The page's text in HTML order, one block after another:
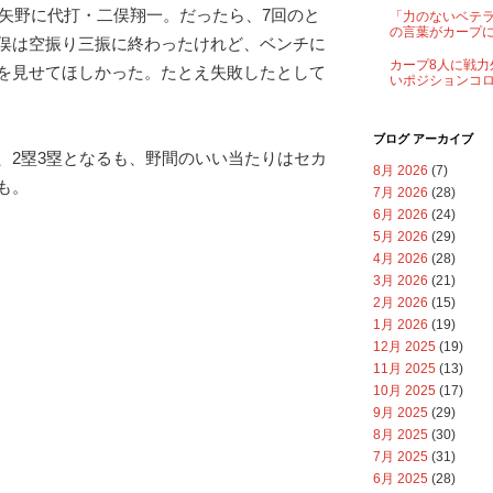
野に代打・二俣翔一。だったら、7回のと
は空振り三振に終わったけれど、ベンチに
見せてほしかった。たとえ失敗したとして
2塁3塁となるも、野間のいい当たりはセカ
。
「力のないベテ
の言葉がカープ
カープ8人に戦
いポジションコ
ブログ アーカイブ
8月 2026 (7)
7月 2026 (28)
6月 2026 (24)
5月 2026 (29)
4月 2026 (28)
3月 2026 (21)
2月 2026 (15)
1月 2026 (19)
12月 2025 (19)
11月 2025 (13)
10月 2025 (17)
9月 2025 (29)
8月 2025 (30)
7月 2025 (31)
6月 2025 (28)